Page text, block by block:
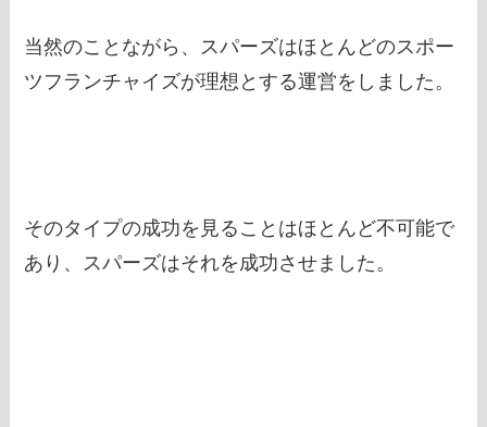
当然のことながら、スパーズはほとんどのスポー
ツフランチャイズが理想とする運営をしました。
そのタイプの成功を見ることはほとんど不可能で
あり、スパーズはそれを成功させました。